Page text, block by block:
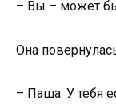
– Вы – может
Она
– Паша. У тебя